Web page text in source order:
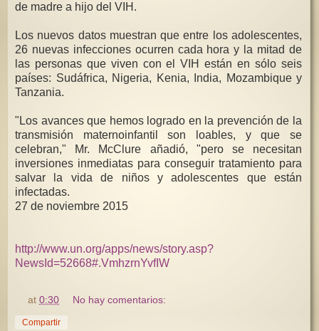
de madre a hijo del VIH.
Los nuevos datos muestran que entre los adolescentes,
26 nuevas infecciones ocurren cada hora y la mitad de
las personas que viven con el VIH están en sólo seis
países: Sudáfrica, Nigeria, Kenia, India, Mozambique y
Tanzania.
"Los avances que hemos logrado en la prevención de la
transmisión maternoinfantil son loables, y que se
celebran," Mr. McClure añadió, "pero se necesitan
inversiones inmediatas para conseguir tratamiento para
salvar la vida de niños y adolescentes que están
infectadas.
27 de noviembre 2015
http://www.un.org/apps/news/story.asp?
NewsId=52668#.VmhzrnYvfIW
at0:30 No hay comentarios:
Compartir